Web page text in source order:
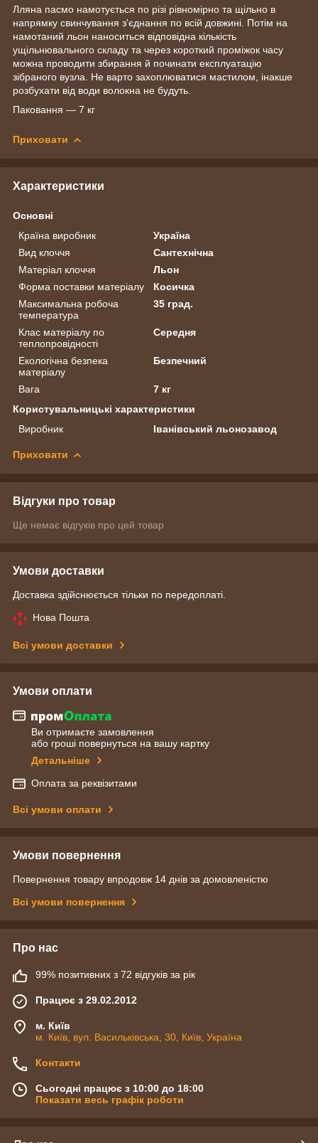
Лляна пасмо намотується по різі рівномірно та щільно в
напрямку свинчування з'єднання по всій довжині. Потім на
намотаний льон наноситься відповідна кількість
ущільнювального складу та через короткий проміжок часу
можна проводити збирання й починати експлуатацію
зібраного вузла. Не варто захоплюватися мастилом, інакше
розбухати від води волокна не будуть.
Паковання — 7 кг
Приховати
Характеристики
Основні
Країна виробник
Україна
Вид клоччя
Сантехнічна
Матеріал клоччя
Льон
Форма поставки матеріалу
Косичка
Максимальна робоча
температура
35 град.
Клас матеріалу по
теплопровідності
Середня
Екологічна безпека
матеріалу
Безпечний
Вага
7 кг
Користувальницькі характеристики
Виробник
Іванівський льонозавод
Приховати
Відгуки про товар
Ще немає відгуків про цей товар
Умови доставки
Доставка здійснюється тільки по передоплаті.
Нова Пошта
Всі умови доставки
Умови оплати
Ви отримаєте замовлення
або гроші повернуться на вашу картку
Детальніше
Оплата за реквізитами
Всі умови оплати
Умови повернення
Повернення товару впродовж 14 днів за домовленістю
Всі умови повернення
Про нас
99% позитивних з 72 відгуків за рік
Працює з 29.02.2012
м. Київ
м. Київ, вул. Васильківська, 30, Київ, Україна
Контакти
Сьогодні працює з 10:00 до 18:00
Показати весь графік роботи